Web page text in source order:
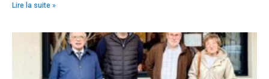
Lire la suite »